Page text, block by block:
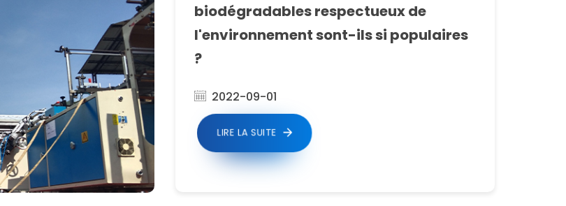
biodégradables respectueux de
l'environnement sont-ils si populaires
?
2022-09-01
LIRE LA SUITE